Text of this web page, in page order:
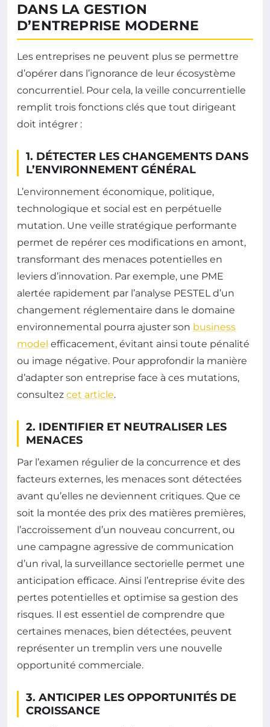
DANS LA GESTION
D’ENTREPRISE MODERNE
Les entreprises ne peuvent plus se permettre
d’opérer dans l’ignorance de leur écosystème
concurrentiel. Pour cela, la veille concurrentielle
remplit trois fonctions clés que tout dirigeant
doit intégrer :
1. DÉTECTER LES CHANGEMENTS DANS
L’ENVIRONNEMENT GÉNÉRAL
L’environnement économique, politique,
technologique et social est en perpétuelle
mutation. Une veille stratégique performante
permet de repérer ces modifications en amont,
transformant des menaces potentielles en
leviers d’innovation. Par exemple, une PME
alertée rapidement par l’analyse PESTEL d’un
changement réglementaire dans le domaine
environnemental pourra ajuster son business
model efficacement, évitant ainsi toute pénalité
ou image négative. Pour approfondir la manière
d’adapter son entreprise face à ces mutations,
consultez cet article.
2. IDENTIFIER ET NEUTRALISER LES
MENACES
Par l’examen régulier de la concurrence et des
facteurs externes, les menaces sont détectées
avant qu’elles ne deviennent critiques. Que ce
soit la montée des prix des matières premières,
l’accroissement d’un nouveau concurrent, ou
une campagne agressive de communication
d’un rival, la surveillance sectorielle permet une
anticipation efficace. Ainsi l’entreprise évite des
pertes potentielles et optimise sa gestion des
risques. Il est essentiel de comprendre que
certaines menaces, bien détectées, peuvent
représenter un tremplin vers une nouvelle
opportunité commerciale.
3. ANTICIPER LES OPPORTUNITÉS DE
CROISSANCE